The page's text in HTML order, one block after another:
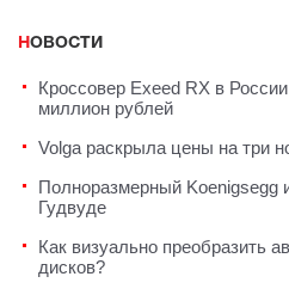
НОВОСТИ
Кроссовер Exeed RX в
миллион рублей
Volga раскрыла цены на три
Полноразмерный Koenigsegg
Гудвуде
Как визуально преобразить
дисков?